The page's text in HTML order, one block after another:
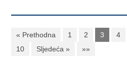
« Prethodna 1 2 3 4
10
Sljedeća » »»